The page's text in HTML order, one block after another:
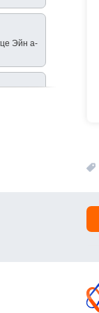
Эйн а-
Эйн а-
Эйн а-